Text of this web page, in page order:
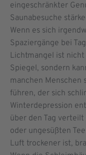
eingeschränkter
Saunabesuche
Wenn es sich
Spaziergänge bei
Lichtmangel ist
Spiegel, sondern
manchen Menschen
führen, der sich
Winterdepression
über den Tag
oder ungesüßten
Luft trockener ist,